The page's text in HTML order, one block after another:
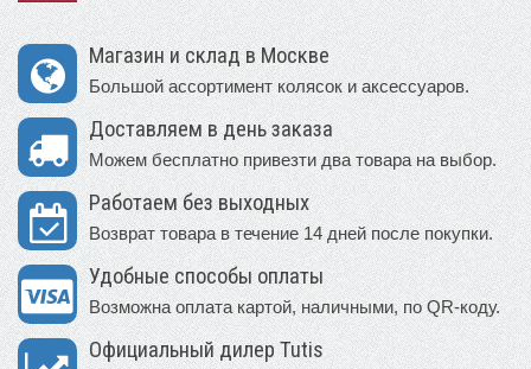
Магазин и склад в Москве
Большой ассортимент колясок и аксессуаров.
Доставляем в день заказа
Можем бесплатно привезти два товара на выбор.
Работаем без выходных
Возврат товара в течение 14 дней после покупки.
Удобные способы оплаты
Возможна оплата картой, наличными, по QR-коду.
Официальный дилер Tutis